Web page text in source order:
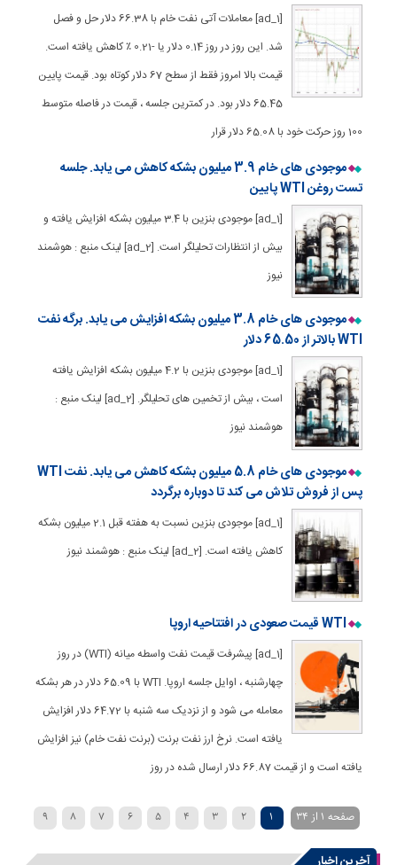
[ad_1] معاملات آتی نفت خام با 66.38 دلار حل و فصل
شد. این روز در روز 0.14 دلار یا -0.21 ٪ کاهش یافته است.
قیمت بالا امروز فقط از سطح 67 دلار کوتاه بود. قیمت پایین
65.45 دلار بود. در کمترین جلسه ، قیمت در فاصله متوسط
100 روز حرکت خود با 65.08 دلار قرار
موجودی های خام 3.9 میلیون بشکه کاهش می یابد. جلسه
تست روغن WTI پایین
[ad_1] موجودی بنزین با 3.4 میلیون بشکه افزایش یافته و
بیش از انتظارات تحلیلگر است. [ad_2] لینک منبع : هوشمند
نیوز
موجودی های خام 3.8 میلیون بشکه افزایش می یابد. برگه نفت
WTI بالاتر از 65.50 دلار
[ad_1] موجودی بنزین با 4.2 میلیون بشکه افزایش یافته
است ، بیش از تخمین های تحلیلگر. [ad_2] لینک منبع :
هوشمند نیوز
موجودی های خام 5.8 میلیون بشکه کاهش می یابد. نفت WTI
پس از فروش تلاش می کند تا دوباره برگردد
[ad_1] موجودی بنزین نسبت به هفته قبل 2.1 میلیون بشکه
کاهش یافته است. [ad_2] لینک منبع : هوشمند نیوز
WTI قیمت صعودی در افتتاحیه اروپا
[ad_1] پیشرفت قیمت نفت واسطه میانه (WTI) در روز
چهارشنبه ، اوایل جلسه اروپا. WTI با 65.09 دلار در هر بشکه
معامله می شود و از نزدیک سه شنبه با 64.72 دلار افزایش
یافته است. نرخ ارز نفت برنت (برنت نفت خام) نیز افزایش
یافته است و از قیمت 66.87 دلار ارسال شده در روز
صفحه 1 از 34 1
2
3
4
5
6
7
8
9
10
›
20
30
...
»